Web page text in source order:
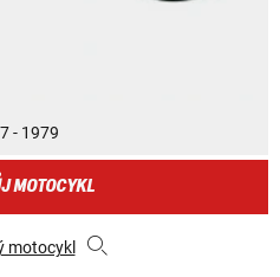
- 1979
MOTOCYKL
motocykl